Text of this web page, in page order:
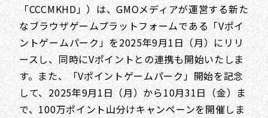
「CCCMKHD」）は、GMOメディアが運営する新た
なブラウザゲームプラットフォームである「Vポイ
ントゲームパーク」を2025年9月1日（月）にリリ
ースし、同時にVポイントとの連携も開始いたしま
す。また、「Vポイントゲームパーク」開始を記念
して、2025年9月1日（月）から10月31日（金）ま
で、100万ポイント山分けキャンペーンを開催しま